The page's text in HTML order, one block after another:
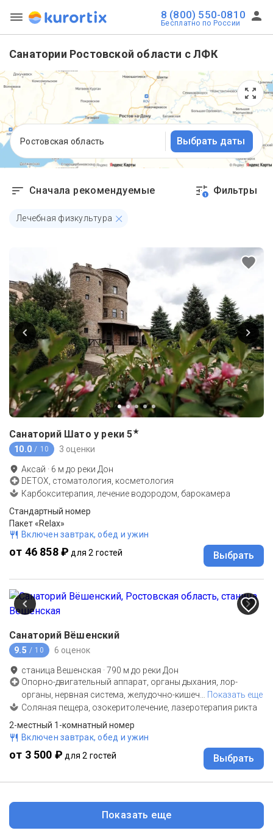
8 (800) 550-0810
Бесплатно по России
Санатории Ростовской области с ЛФК
Ростовская область Выбрать даты
Сначала рекомендуемые 1 Фильтры
Лечебная физкультура
Санаторий Шато у реки 5★
10.0 / 10 3 оценки
Аксай · 6 м до реки Дон
DETOX, стоматология, косметология
Карбокситерапия, лечение водородом, барокамера
Стандартный номер
Пакет «Relax»
Включен завтрак, обед и ужин
от 46 858 ₽ для 2 гостей Выбрать
Санаторий Вёшенский
9.5 / 10 6 оценок
станица Вешенская ·790 м до реки Дон
Опорно-двигательный аппарат, органы дыхания, лор-
органы, нервная система, желудочно-кишеч
Показать еще
Соляная пещера, озокеритолечение, лазеротерапия рикта
2-местный 1-комнатный номер
Включен завтрак, обед и ужин
от 3 500 ₽ для 2 гостей Выбрать
Показать еще